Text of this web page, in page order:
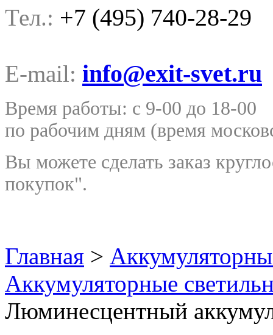
Тел.: +7 (495) 740-28-29
E-mail: info@exit-svet.ru
Время работы: с 9-00 до 18-00
по рабочим дням (время
Вы можете сделать заказ
покупок".
Главная >
Аккумуляторные
Люминесцентный